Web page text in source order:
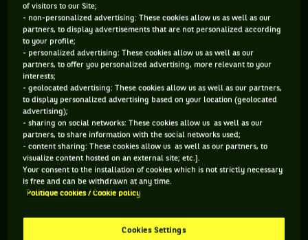
351ÈME
ATP SIMPLE
ÂGE
21 ANS
25/01/2005
POIDS
69KG
TAILLE
190CM
MAIN FORTE
DROITE
REVERS À DEUX MAINS
Autre sport pratiqué : le judo. Son athlète favori hors tennis ?
Conor McGregor. Antoine Ghibaudo n’a pas peur du combat,
que sont la technique, le physique et le mental, il place ce
of visitors to our Site;
- non-personalized advertising: These cookies allow us as well as our
partners, to display advertisements that are not personalized according
to your profile;
- personalized advertising: These cookies allow us as well as our
partners, to offer you personalized advertising, more relevant to your
interests;
- geolocated advertising: These cookies allow us as well as our partners,
to display personalized advertising based on your location (geolocated
advertising);
- sharing on social networks: These cookies allow us as well as our
partners, to share information with the social networks used;
- content sharing: These cookies allow us as well as our partners, to
visualize content hosted on an external site; etc.].
Your consent to the installation of cookies which is not strictly necessary
is free and can be withdrawn at any time.
Politique cookies / Cookie policy
Cookies Settings